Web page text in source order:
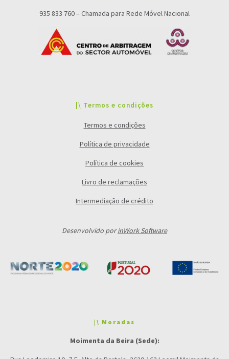
935 833 760 – Chamada para Rede Móvel Nacional
|\ Termos e condições
Termos e condições
Política de privacidade
Política de cookies
Livro de reclamações
Intermediação de crédito
Desenvolvido porinWork Software
|\ Moradas
Moimenta da Beira (Sede):